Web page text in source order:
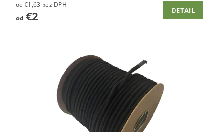
od €1,63 bez DPH
od€2 DETAIL